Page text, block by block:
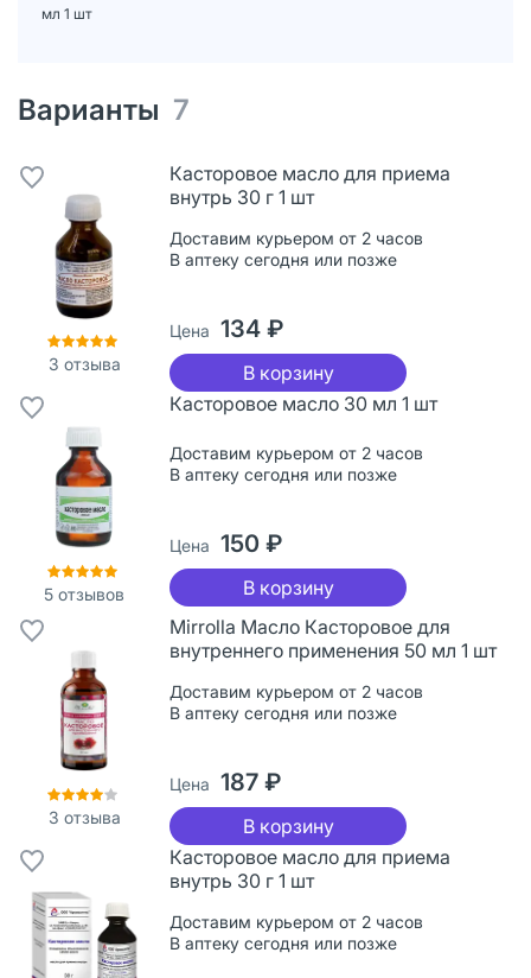
мл 1 шт
Варианты 7
3 отзыва
Касторовое масло для приема
внутрь 30 г 1 шт
Доставим курьером от 2 часов
В аптеку сегодня или позже
Цена 134 ₽
В корзину
5 отзывов
Касторовое масло 30 мл 1 шт
Доставим курьером от 2 часов
В аптеку сегодня или позже
Цена 150 ₽
В корзину
3 отзыва
Mirrolla Масло Касторовое для
внутреннего применения 50 мл 1 шт
Доставим курьером от 2 часов
В аптеку сегодня или позже
Цена 187 ₽
В корзину
Касторовое масло для приема
внутрь 30 г 1 шт
Доставим курьером от 2 часов
В аптеку сегодня или позже